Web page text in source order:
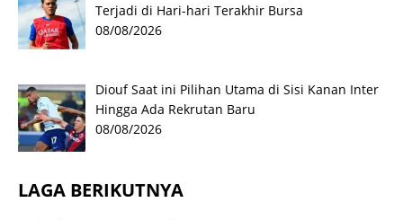
Terjadi di Hari-hari Terakhir Bursa
08/08/2026
Diouf Saat ini Pilihan Utama di Sisi Kanan Inter
Hingga Ada Rekrutan Baru
08/08/2026
LAGA BERIKUTNYA